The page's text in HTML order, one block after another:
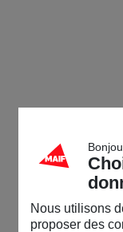
Nous utilisons
proposer des